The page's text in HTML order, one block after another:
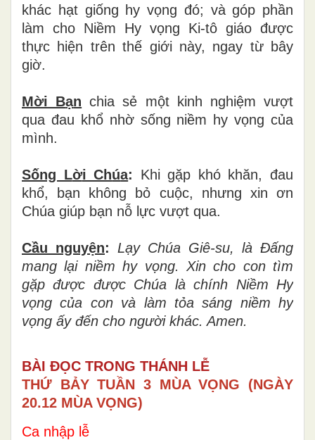
khác hạt giống hy vọng đó; và góp phần
làm cho Niềm Hy vọng Ki-tô giáo được
thực hiện trên thế giới này, ngay từbây
giờ.
Mời Bạn chia sẻ một kinh nghiệm vượt
qua đau khổnhờsống niềm hy vọng của
mình.
Sống Lời Chúa: Khi gặp khókhăn,đau
khổ, bạn không bỏ cuộc, nhưng xinơn
Chúa giúp bạn nỗ lực vượt qua.
Cầu nguyện: Lạy Chúa Giê-su, là Đấng
mang lại niềm hy vọng. Xin cho con tìm
gặpđược được Chúa làchính Niềm Hy
vọng của con và làm tỏa sáng niềm hy
vọng ấy đến cho người khác. Amen.
BÀI ĐỌC TRONG THÁNH LỄ
THỨ BẢY TUẦN 3 MÙA VỌNG (NGÀY
20.12 MÙA VỌNG)
Ca nhập lễ